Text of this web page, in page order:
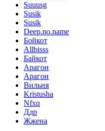
Suuusg
Susik
Susik
Deep.no.name
Бойкот
Allbisss
Байкот
Арагон
Арагон
Вильня
Kristusha
Nfxq
Ддр
Жжена